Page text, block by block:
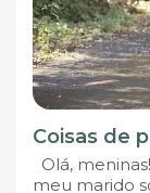
Coisas de
Olá,
meu marido